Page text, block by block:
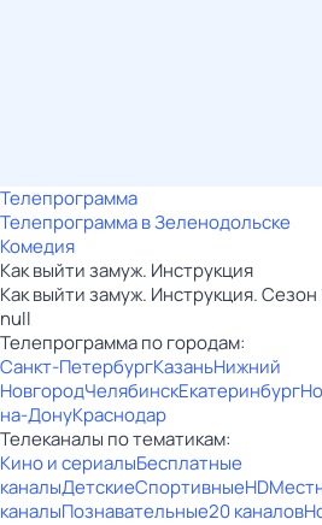
Телепрограмма
Телепрограмма в Зеленодольске
Комедия
Как выйти замуж. Инструкция
Как выйти замуж. Инструкция. Сезон
null
Телепрограмма по городам:
Санкт-ПетербургКазаньНижний
НовгородЧелябинскЕкатеринбург
на-ДонуКраснодар
Телеканалы по тематикам:
Кино и сериалыБесплатные
каналыДетскиеСпортивныеHD
каналыПознавательные20 каналов